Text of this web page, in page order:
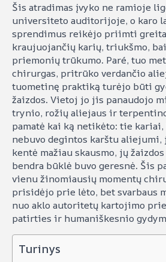
Šis atradimas įvyko ne ramioje
universiteto auditorijoje, o karo
sprendimus reikėjo priimti
kraujuojančių karių, triukšmo,
priemonių trūkumo. Paré, tuo
chirurgas, pritrūko verdančio
tuometinę praktiką turėjo būti
žaizdos. Vietoj jo jis panaudojo
trynio, rožių aliejaus ir
pamatė kai ką netikėto: tie
nebuvo degintos karštu aliejumi,
kentė mažiau skausmo, jų
bendra būklė buvo geresnė. Šis
vienu žinomiausių momentų
prisidėjo prie lėto, bet svarbaus
nuo aklo autoritetų kartojimo
patirties ir humaniškesnio
Turinys